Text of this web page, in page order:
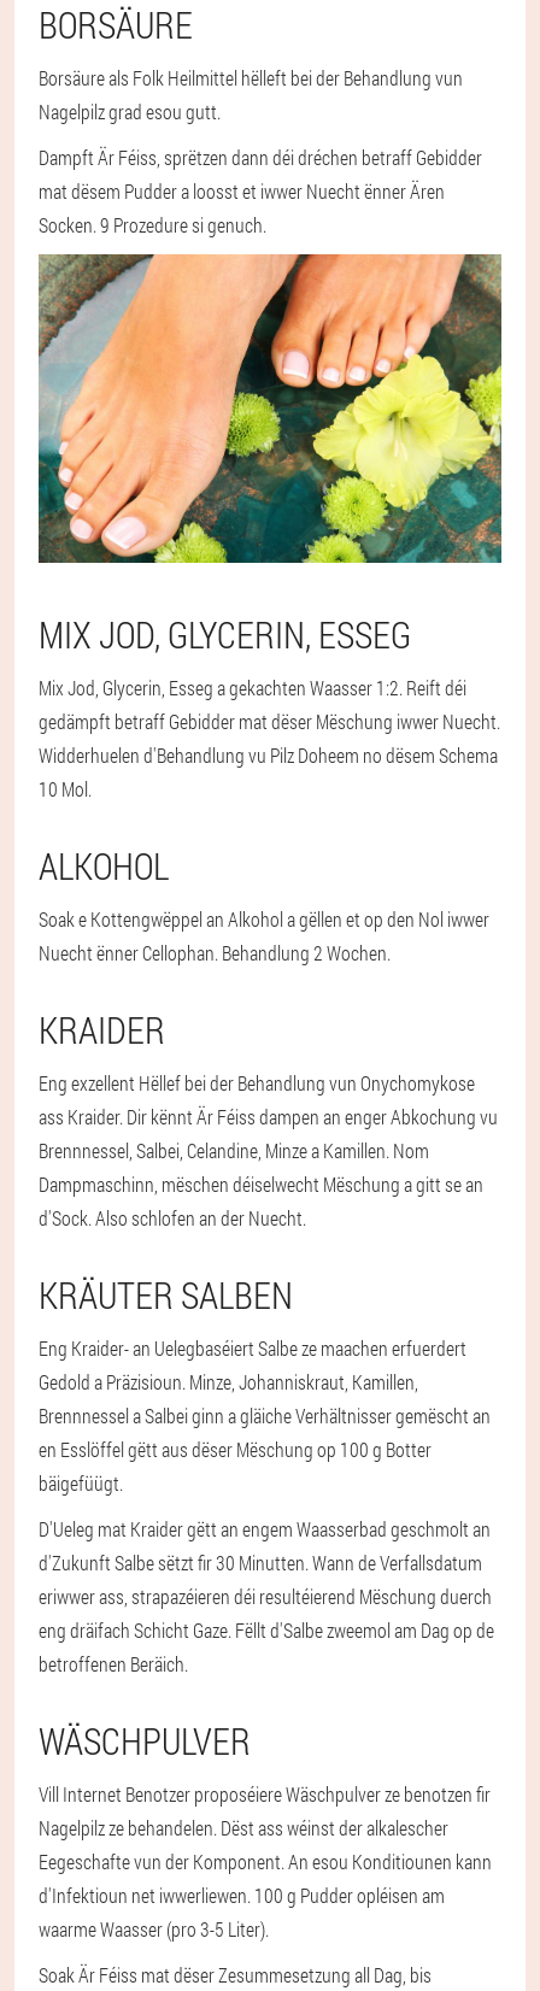
BORSÄURE
Borsäure als Folk Heilmittel hëlleft bei der Behandlung vun
Nagelpilz grad esou gutt.
Dampft Är Féiss, sprëtzen dann déi dréchen betraff Gebidder
mat dësem Pudder a loosst et iwwer Nuecht ënner Ären
Socken. 9 Prozedure si genuch.
MIX JOD, GLYCERIN, ESSEG
Mix Jod, Glycerin, Esseg a gekachten Waasser 1:2. Reift déi
gedämpft betraff Gebidder mat dëser Mëschung iwwer Nuecht.
Widderhuelen d'Behandlung vu Pilz Doheem no dësem Schema
10 Mol.
ALKOHOL
Soak e Kottengwëppel an Alkohol a gëllen et op den Nol iwwer
Nuecht ënner Cellophan. Behandlung 2 Wochen.
KRAIDER
Eng exzellent Hëllef bei der Behandlung vun Onychomykose
ass Kraider. Dir kënnt Är Féiss dampen an enger Abkochung vu
Brennnessel, Salbei, Celandine, Minze a Kamillen. Nom
Dampmaschinn, mëschen déiselwecht Mëschung a gitt se an
d'Sock. Also schlofen an der Nuecht.
KRÄUTER SALBEN
Eng Kraider- an Uelegbaséiert Salbe ze maachen erfuerdert
Gedold a Präzisioun. Minze, Johanniskraut, Kamillen,
Brennnessel a Salbei ginn a gläiche Verhältnisser gemëscht an
en Esslöffel gëtt aus dëser Mëschung op 100 g Botter
bäigefüügt.
D'Ueleg mat Kraider gëtt an engem Waasserbad geschmolt an
d'Zukunft Salbe sëtzt fir 30 Minutten. Wann de Verfallsdatum
eriwwer ass, strapazéieren déi resultéierend Mëschung duerch
eng dräifach Schicht Gaze. Fëllt d'Salbe zweemol am Dag op de
betroffenen Beräich.
WÄSCHPULVER
Vill Internet Benotzer proposéiere Wäschpulver ze benotzen fir
Nagelpilz ze behandelen. Dëst ass wéinst der alkalescher
Eegeschafte vun der Komponent. An esou Konditiounen kann
d'Infektioun net iwwerliewen. 100 g Pudder opléisen am
waarme Waasser (pro 3-5 Liter).
Soak Är Féiss mat dëser Zesummesetzung all Dag, bis